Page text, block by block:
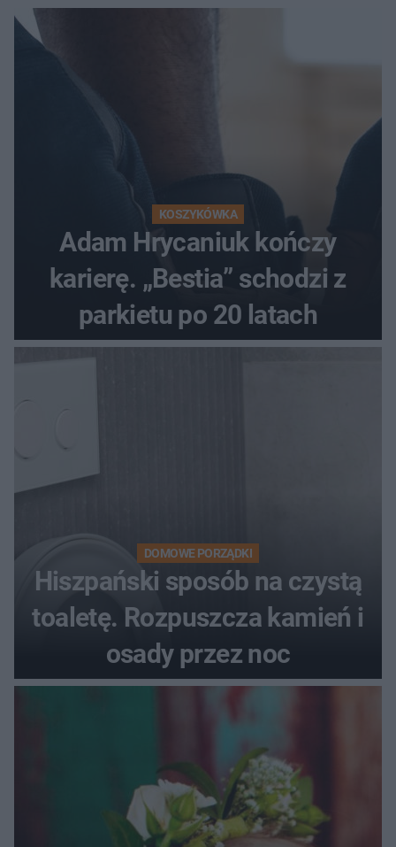
KOSZYKÓWKA
Adam Hrycaniuk kończy
karierę. „Bestia” schodzi z
parkietu po 20 latach
DOMOWE PORZĄDKI
Hiszpański sposób na czystą
toaletę. Rozpuszcza kamień i
osady przez noc